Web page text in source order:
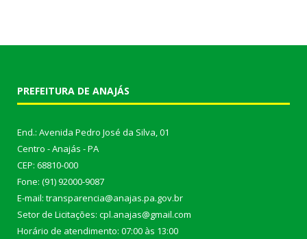
PREFEITURA DE ANAJÁS
End.: Avenida Pedro José da Silva, 01
Centro - Anajás - PA
CEP: 68810-000
Fone: (91) 92000-9087
E-mail: transparencia@anajas.pa.gov.br
Setor de Licitações: cpl.anajas@gmail.com
Horário de atendimento: 07:00 às 13:00